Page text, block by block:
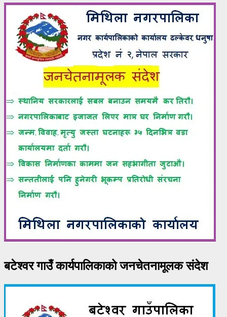
बटेश्वर गाउँ कार्यपालिकाको जनचेतनामूलक संदेश